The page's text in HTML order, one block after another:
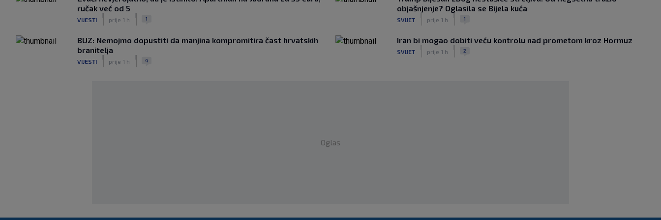
Kulenović dvostruki strijelac za Torino,
VIDEO / Modrić se vratio na teren!
ručak već od 5
VIJESTI prije 1 h 1
objašnjenje? Oglasila se Bijela kuća
SVIJET prije 1 h 1
BUZ: Nemojmo dopustiti da manjina kompromitira čast hrvatskih
branitelja
VIJESTI prije 1 h 4
Iran bi mogao dobiti veću kontrolu nad prometom kroz Hormuz
SVIJET prije 1 h 2
Oglas